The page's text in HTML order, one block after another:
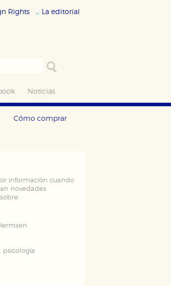
Rights La editorial
Noticias
Cómo comprar
información cuando
novedades
psicología